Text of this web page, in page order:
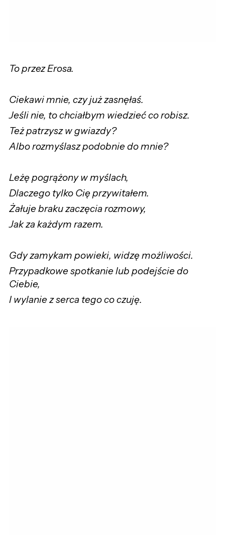
To przez Erosa.
Ciekawi mnie, czy już zasnęłaś.
Jeśli nie, to chciałbym wiedzieć co robisz.
Też patrzysz w gwiazdy?
Albo rozmyślasz podobnie do mnie?
Leżę pogrążony w myślach,
Dlaczego tylko Cię przywitałem.
Żałuje braku zaczęcia rozmowy,
Jak za każdym razem.
Gdy zamykam powieki, widzę możliwości.
Przypadkowe spotkanie lub podejście do
Ciebie,
I wylanie z serca tego co czuję.